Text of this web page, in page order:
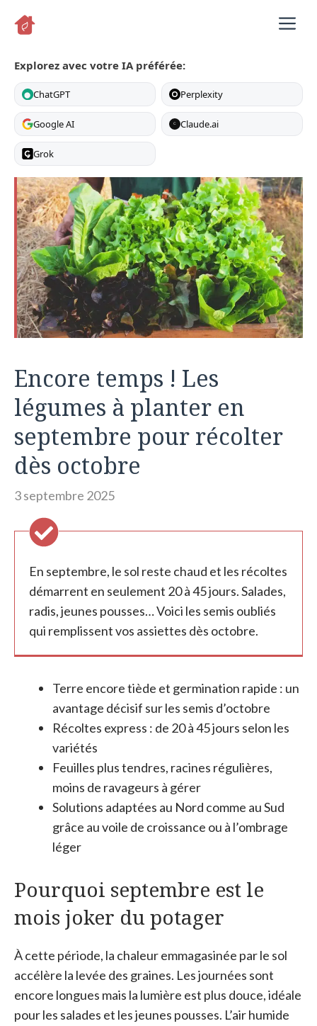
Explorez avec votre IA préférée:
ChatGPT Perplexity
Google AI C Claude.ai
Grok
Encore temps ! Les
légumes à planter en
septembre pour récolter
dès octobre
3 septembre 2025
En septembre, le sol reste chaud et les récoltes
démarrent en seulement 20 à 45 jours. Salades,
radis, jeunes pousses… Voici les semis oubliés
qui remplissent vos assiettes dès octobre.
Terre encore tiède et germination rapide : un
avantage décisif sur les semis d’octobre
Récoltes express : de 20 à 45 jours selon les
variétés
Feuilles plus tendres, racines régulières,
moins de ravageurs à gérer
Solutions adaptées au Nord comme au Sud
grâce au voile de croissance ou à l’ombrage
léger
Pourquoi septembre est le
mois joker du potager
À cette période, la chaleur emmagasinée par le sol
accélère la levée des graines. Les journées sont
encore longues mais la lumière est plus douce, idéale
pour les salades et les jeunes pousses. L’air humide